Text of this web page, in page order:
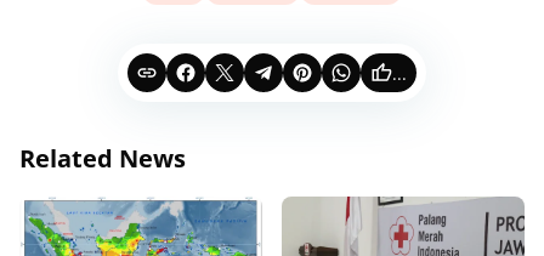
...
Related News